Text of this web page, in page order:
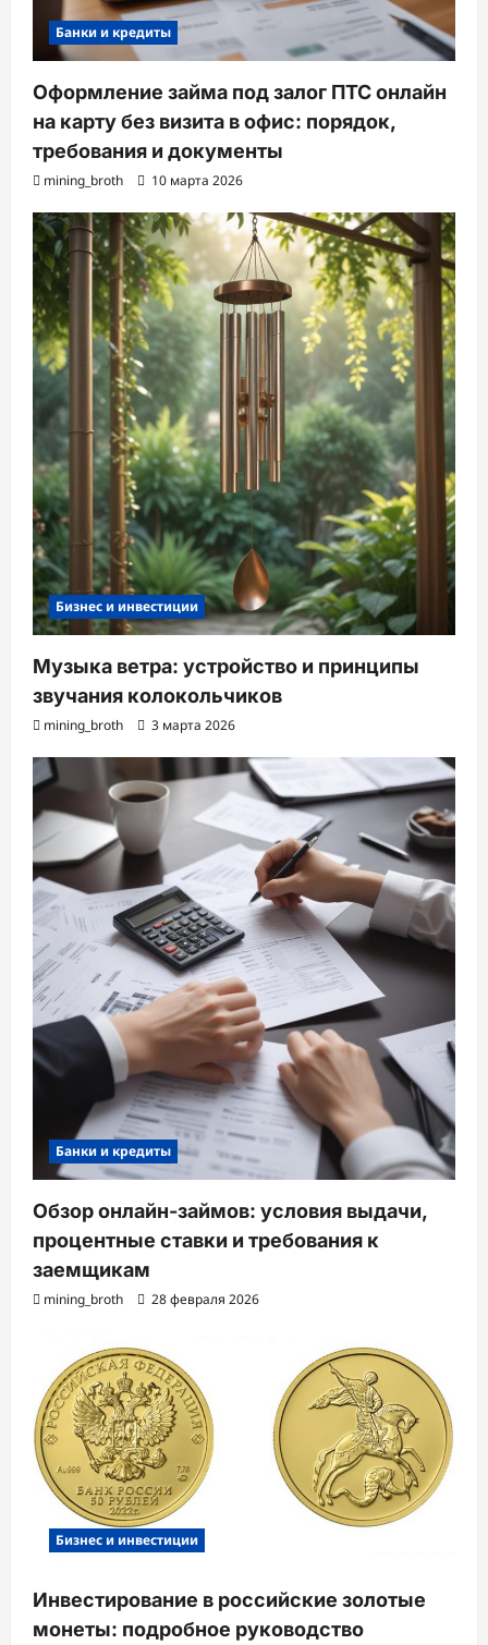
Банки и кредиты
Оформление займа под залог ПТС онлайн
на карту без визита в офис: порядок,
требования и документы
mining_broth 10 марта 2026
Бизнес и инвестиции
Музыка ветра: устройство и принципы
звучания колокольчиков
mining_broth 3 марта 2026
Банки и кредиты
Обзор онлайн-займов: условия выдачи,
процентные ставки и требования к
заемщикам
mining_broth 28 февраля 2026
Бизнес и инвестиции
Инвестирование в российские золотые
монеты: подробное руководство